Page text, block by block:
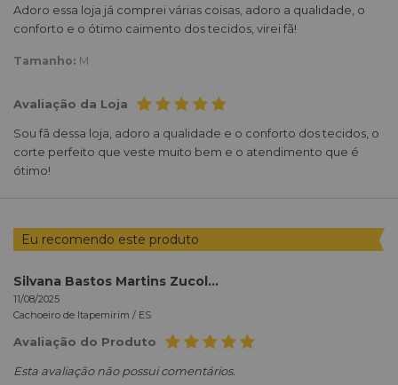
Adoro essa loja já comprei várias coisas, adoro a qualidade, o
conforto e o ótimo caimento dos tecidos, virei fã!
Tamanho: M
Avaliação da Loja
Sou fã dessa loja, adoro a qualidade e o conforto dos tecidos, o
corte perfeito que veste muito bem e o atendimento que é
ótimo!
Eu recomendo este produto
Silvana Bastos Martins Zucolotto
11/08/2025
Cachoeiro de Itapemirim / ES
Avaliação do Produto
Esta avaliação não possui comentários.